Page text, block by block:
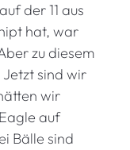
der 11 aus
hat, war
zu diesem
sind wir
wir
auf
Bälle sind